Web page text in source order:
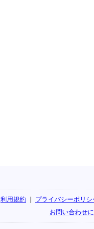
利用規約
プライバシーポリシ
お問い合わせ